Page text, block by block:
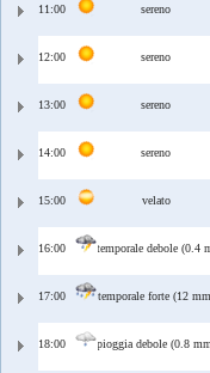
11:00 sereno
12:00 sereno
13:00 sereno
14:00 sereno
15:00 velato
16:00 temporale debole (0.4
17:00 temporale forte (12
18:00 pioggia debole (0.8